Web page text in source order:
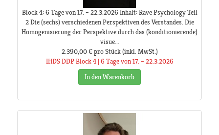
Block 4: 6 Tage von 17. – 22.3.2026 Inhalt: Rave Psychology Teil
2 Die (sechs) verschiedenen Perspektiven des Verstandes. Die
Homogenisierung der Perspektive durch das (konditionierende)
visue...
2.390,00 € pro Stück(inkl. MwSt.)
IHDS DDP Block 4 | 6 Tage von 17. – 22.3.2026
In den Warenkorb